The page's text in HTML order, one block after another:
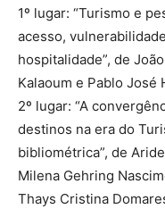
1º lugar: “Turismo e
acesso,
hospitalidade”, de
Kalaoum e Pablo José
2º lugar: “A
destinos na era do
bibliométrica”, de
Milena Gehring
Thays Cristina